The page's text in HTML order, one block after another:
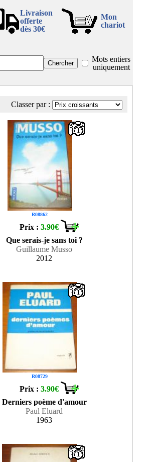
Livraison
offerte
dès 30€
Mon
chariot
Mots entiers
uniquement
Classer par :
R08862
1
Prix :3.90€
Que serais-je sans toi ?
Guillaume Musso
2012
R08729
1
Prix :3.90€
Derniers poème d'amour
Paul Eluard
1963
1